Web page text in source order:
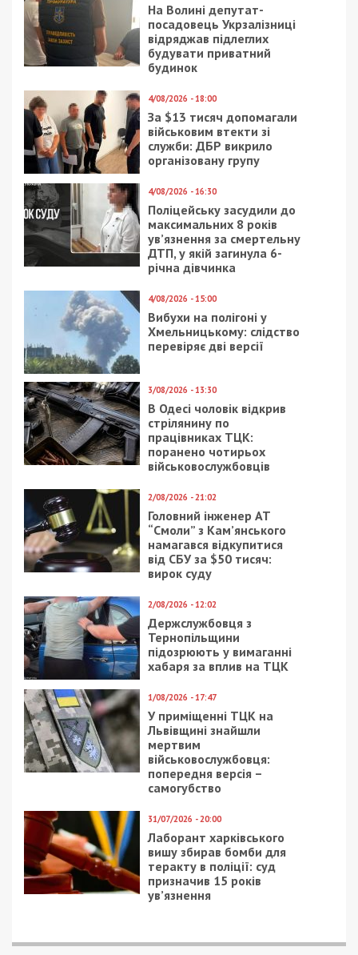
На Волині депутат-
посадовець Укрзалізниці
відряджав підлеглих
будувати приватний
будинок
4/08/2026 - 18:00
За $13 тисяч допомагали
військовим втекти зі
служби: ДБР викрило
організовану групу
4/08/2026 - 16:30
Поліцейську засудили до
максимальних 8 років
ув’язнення за смертельну
ДТП, у якій загинула 6-
річна дівчинка
4/08/2026 - 15:00
Вибухи на полігоні у
Хмельницькому: слідство
перевіряє дві версії
3/08/2026 - 13:30
В Одесі чоловік відкрив
стрілянину по
працівниках ТЦК:
поранено чотирьох
військовослужбовців
2/08/2026 - 21:02
Головний інженер АТ
“Смоли” з Кам’янського
намагався відкупитися
від СБУ за $50 тисяч:
вирок суду
2/08/2026 - 12:02
Держслужбовця з
Тернопільщини
підозрюють у вимаганні
хабаря за вплив на ТЦК
1/08/2026 - 17:47
У приміщенні ТЦК на
Львівщині знайшли
мертвим
військовослужбовця:
попередня версія –
самогубство
31/07/2026 - 20:00
Лаборант харківського
вишу збирав бомби для
теракту в поліції: суд
призначив 15 років
ув’язнення